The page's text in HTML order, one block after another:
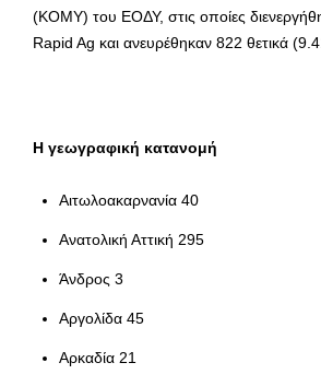
(ΚΟΜΥ) του ΕΟΔΥ, στις οποίες
Rapid Ag και ανευρέθηκαν 822 θετικά
Η γεωγραφική κατανομή
Αιτωλοακαρνανία 40
Ανατολική Αττική 295
Άνδρος 3
Αργολίδα 45
Αρκαδία 21